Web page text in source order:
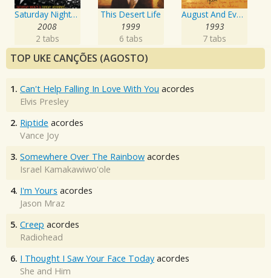
Saturday Nights & Sunday Mornings
2008
2 tabs
This Desert Life
1999
6 tabs
August And Everything After
1993
7 tabs
TOP UKE CANÇÕES (AGOSTO)
1. Can't Help Falling In Love With You acordes
Elvis Presley
2. Riptide acordes
Vance Joy
3. Somewhere Over The Rainbow acordes
Israel Kamakawiwo'ole
4. I'm Yours acordes
Jason Mraz
5. Creep acordes
Radiohead
6. I Thought I Saw Your Face Today acordes
She and Him